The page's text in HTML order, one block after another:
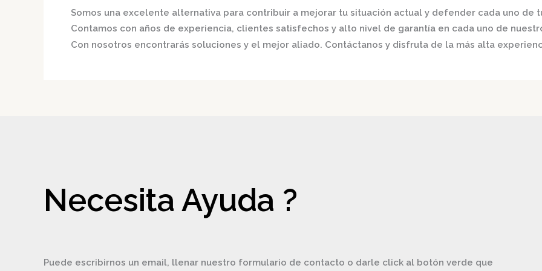
Somos una excelente alternativa para contribuir a mejorar tu situación actual y defender cada uno de
Contamos con años de experiencia, clientes satisfechos y alto nivel de garantía en cada uno de
Con nosotros encontrarás soluciones y el mejor aliado. Contáctanos y disfruta de la más alta
Necesita Ayuda ?
Puede escribirnos un email, llenar nuestro formulario de contacto o darle click al botón verde que